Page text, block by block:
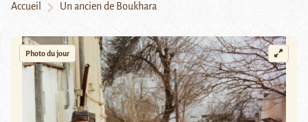
Accueil Un ancien de Boukhara
Photo du jour